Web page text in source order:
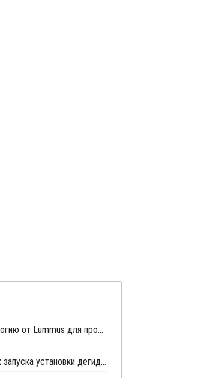
Vioneo выбрала технологию от Lummus для производства ПП в Антверпене
Borealis отложила срок запуска установки дегидрирования пропана в Бельгии